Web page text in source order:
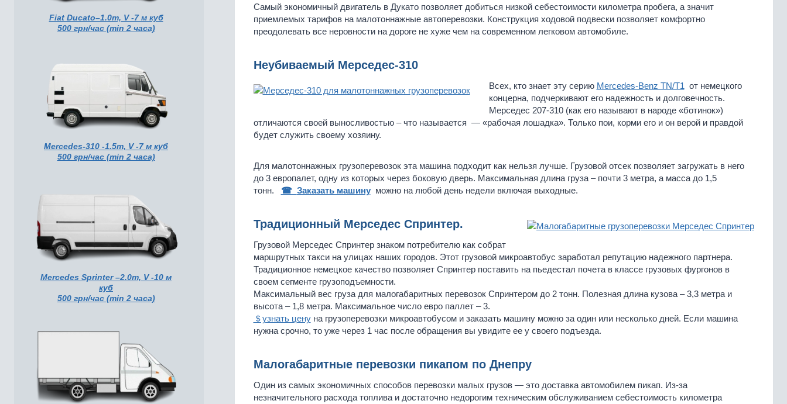
Самый экономичный двигатель в Дукато позволяет добиться низкой себестоимости километра пробега, а значит
приемлемых тарифов на малотоннажные автоперевозки. Конструкция ходовой подвески позволяет комфортно
преодолевать все неровности на дороге не хуже чем на современном легковом автомобиле.
Неубиваемый Мерседес-310
Всех, кто знает эту серию Mercedes-Benz TN/T1 от немецкого
концерна, подчеркивают его надежность и долговечность.
Мерседес 207-310 (как его называют в народе «ботинок»)
отличаются своей выносливостью – что называется — «рабочая лошадка». Только пои, корми его и он верой и правдой
будет служить своему хозяину.
Для малотоннажных грузоперевозок эта машина подходит как нельзя лучше. Грузовой отсек позволяет загружать в него
до 3 европалет, одну из которых через боковую дверь. Максимальная длина груза – почти 3 метра, а масса до 1,5
тонн.
☎ Заказать машину можно на любой день недели включая выходные.
Традиционный Мерседес Спринтер.
Грузовой Мерседес Спринтер знаком потребителю как собрат
маршрутных такси на улицах наших городов. Этот грузовой микроавтобус заработал репутацию надежного партнера.
Традиционное немецкое качество позволяет Спринтер поставить на пьедестал почета в классе грузовых фургонов в
своем сегменте грузоподъемности.
Максимальный вес груза для малогабаритных перевозок Спринтером до 2 тонн. Полезная длина кузова – 3,3 метра и
высота – 1,8 метра. Максимальное число евро паллет – 3.
＄узнать ценуна грузоперевозки микроавтобусом и заказать машину можно за один или несколько дней. Если машина
нужна срочно, то уже через 1 час после обращения вы увидите ее у своего подъезда.
Малогабаритные перевозки пикапом по Днепру
Один из самых экономичных способов перевозки малых грузов — это доставка автомобилем пикап. Из-за
незначительного расхода топлива и достаточно недорогим техническим обслуживанием себестоимость километра
Fiat Ducato–1.0т, V -7 м куб
500 грн/час (min 2 часа)
Mercedes-310 -1.5т, V -7 м куб
500 грн/час (min 2 часа)
Mercedes Sprinter –2.0т, V -10 м
куб
500 грн/час (min 2 часа)